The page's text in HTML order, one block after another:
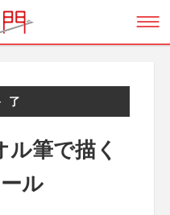
了
ル筆で描く
ル